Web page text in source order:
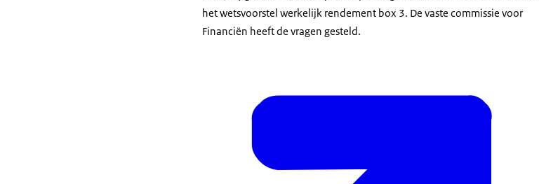
het wetsvoorstel werkelijk rendement box 3. De vaste commissie voor
Financiën heeft de vragen gesteld.